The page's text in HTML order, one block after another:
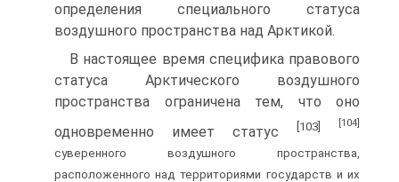
определения специального статуса
воздушного пространства над Арктикой.
В настоящее время специфика правового
статуса Арктического воздушного
пространства ограничена тем, что оно
одновременно имеет статус
[103] [104]
суверенного воздушного пространства,
расположенного над территориями государств и их